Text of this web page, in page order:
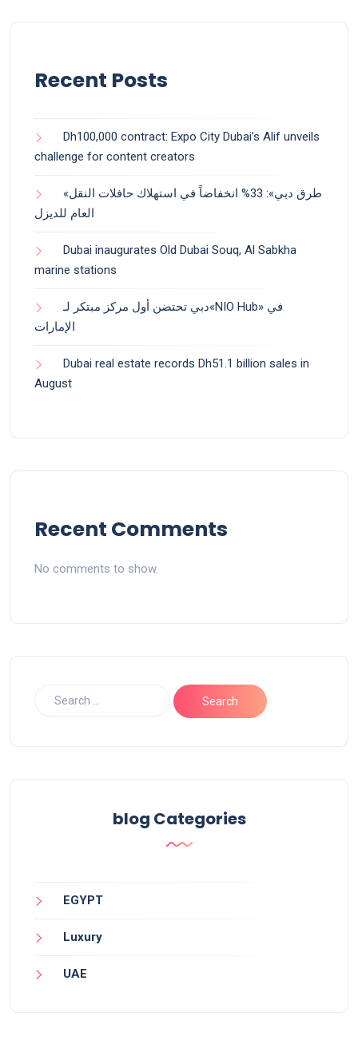
Recent Posts
Dh100,000 contract: Expo City Dubai’s Alif unveils
challenge for content creators
«طرق دبي»: 33% انخفاضاً في استهلاك حافلات النقل
العام للديزل
Dubai inaugurates Old Dubai Souq, Al Sabkha
marine stations
دبي تحتضن أول مركز مبتكر لـ«NIO Hub» في
الإمارات
Dubai real estate records Dh51.1 billion sales in
August
Recent Comments
No comments to show.
blog Categories
EGYPT
Luxury
UAE